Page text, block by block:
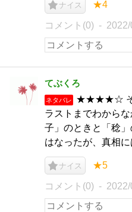
ナイス ★4
コメント(0)
てぶくろ
ネタバレ
★★★★☆ そ
ラストまでわから
子」のときと「稔
はなったが、真相に
ナイス ★5
コメント(0) 2022/